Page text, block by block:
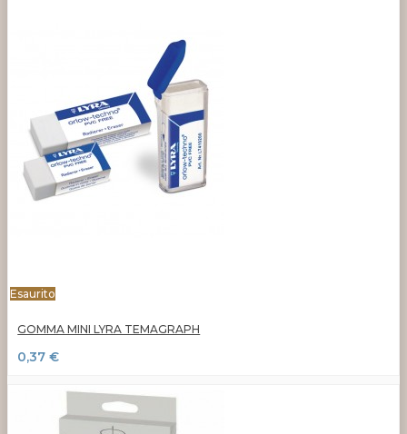
Esaurito
GOMMA MINI LYRA TEMAGRAPH
0,37 €